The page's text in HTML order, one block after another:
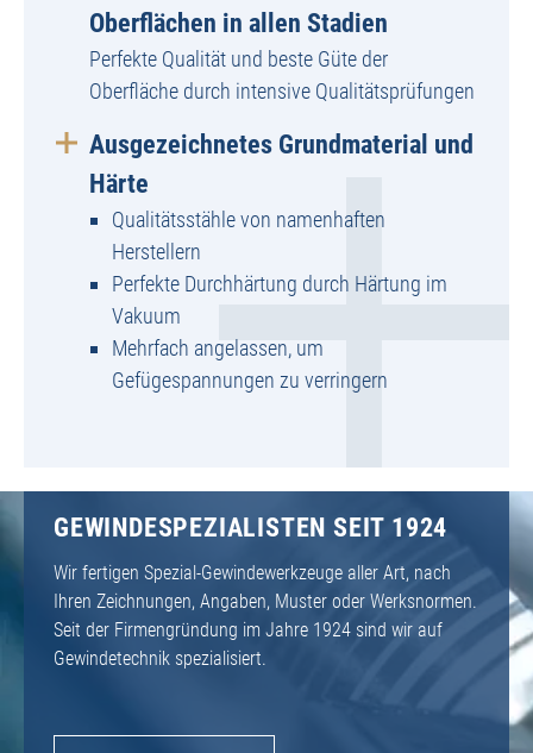
Oberflächen in allen Stadien
Perfekte Qualität und beste Güte der
Oberfläche durch intensive Qualitätsprüfungen
Ausgezeichnetes Grundmaterial und
Härte
Qualitätsstähle von namenhaften
Herstellern
Perfekte Durchhärtung durch Härtung im
Vakuum
Mehrfach angelassen, um
Gefügespannungen zu verringern
GEWINDESPEZIALISTEN SEIT 1924
Wir fertigen Spezial-Gewindewerkzeuge aller Art, nach
Ihren Zeichnungen, Angaben, Muster oder Werksnormen.
Seit der Firmengründung im Jahre 1924 sind wir auf
Gewindetechnik spezialisiert.